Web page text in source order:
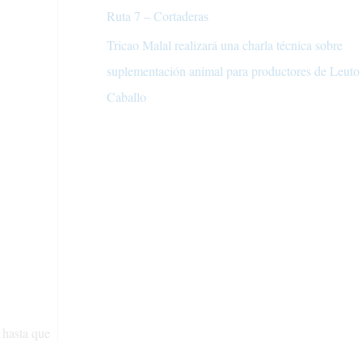
que
Ruta 7 – Cortaderas
Tricao Malal realizará una charla técnica sobre
suplementación animal para productores de Leuto
Caballo